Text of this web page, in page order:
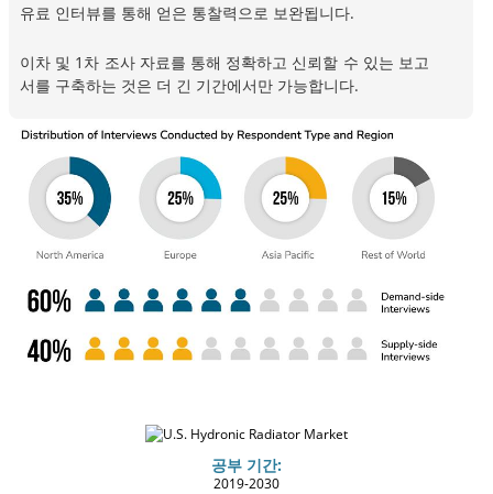
유료 인터뷰를 통해 얻은 통찰력으로 보완됩니다.
이차 및 1차 조사 자료를 통해 정확하고 신뢰할 수 있는 보고
서를 구축하는 것은 더 긴 기간에서만 가능합니다.
공부 기간:
2019-2030